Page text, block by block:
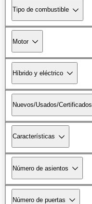
Tipo de combustible
Motor
Híbrido y eléctrico
Nuevos/Usados/Certificados
Características
Número de asientos
Número de puertas